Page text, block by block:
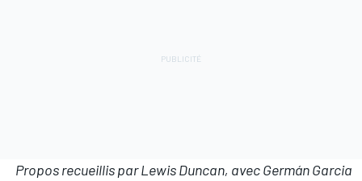
Propos recueillis par Lewis Duncan, avec Germán Garcia